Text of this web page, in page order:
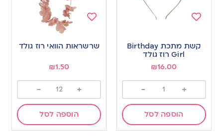
to
wishlist
קשת מתכת Birthday
Girl רוז גולד
₪16.00
+
-
הוספה לסל
to
שרשראות הוואי רוז גולד
₪1.50
+
-
הוספה לסל